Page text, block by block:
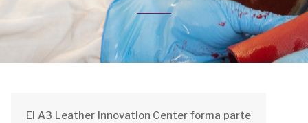
El A3 Leather Innovation Center forma parte